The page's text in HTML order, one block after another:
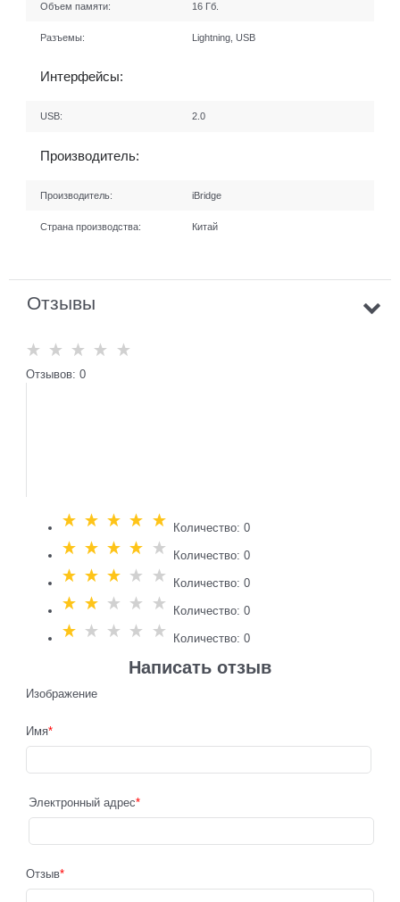
Объем памяти: 16 Гб.
Разъемы: Lightning, USB
Интерфейсы:
USB: 2.0
Производитель:
Производитель: iBridge
Страна производства: Китай
Отзывы
Отзывов: 0
Количество: 0
Количество: 0
Количество: 0
Количество: 0
Количество: 0
Написать отзыв
Изображение
Имя
Электронный адрес
Отзыв